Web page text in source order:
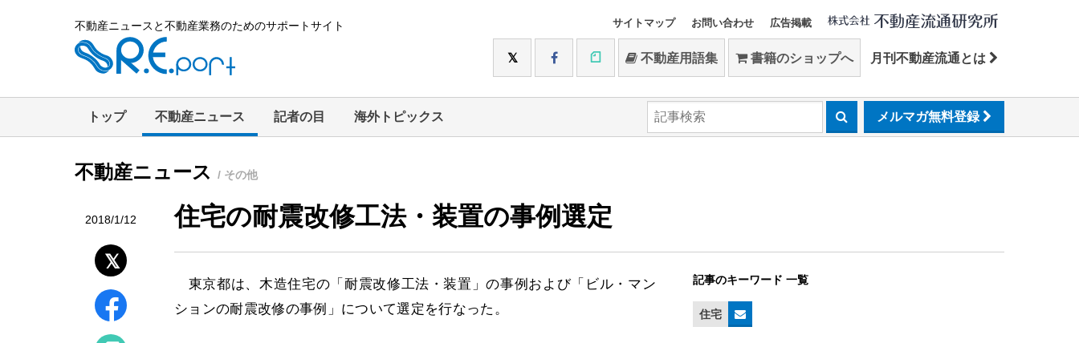
不動産ニュースと不動産業務のためのサポートサイト サイトマップ お問い合わせ 広告掲載
不動産用語集 書籍のショップへ 月刊不動産流通とは
トップ 不動産ニュース 記者の目 海外トピックス メルマガ無料登録
不動産ニュース / その他
2018/1/12 住宅の耐震改修工法・装置の事例選定
東京都は、木造住宅の「耐震改修工法・装置」の事例および「ビル・マン
ションの耐震改修の事例」について選定を行なった。
記事のキーワード 一覧
住宅